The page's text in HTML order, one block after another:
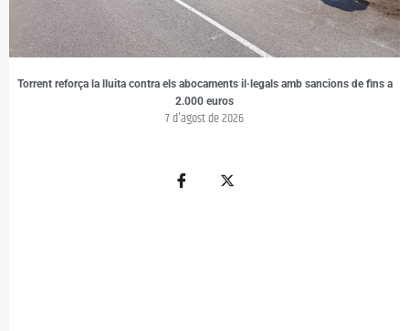
Torrent reforça la lluita contra els abocaments il·legals amb sancions de fins a
2.000 euros
7 d'agost de 2026